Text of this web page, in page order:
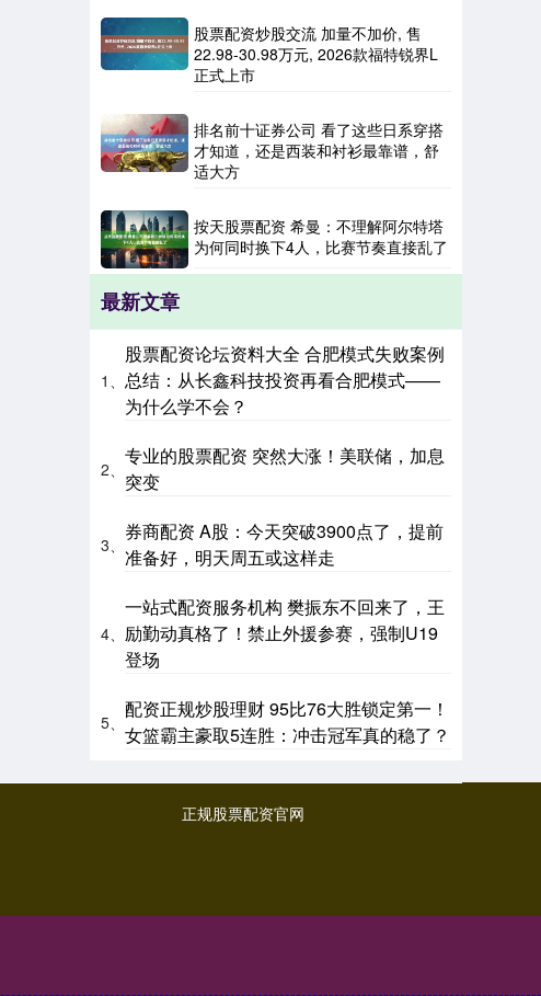
股票配资炒股交流 加量不加价, 售
22.98-30.98万元, 2026款福特锐界L
正式上市
排名前十证券公司 看了这些日系穿搭
才知道，还是西装和衬衫最靠谱，舒
适大方
按天股票配资 希曼：不理解阿尔特塔
为何同时换下4人，比赛节奏直接乱了
最新文章
1、
股票配资论坛资料大全 合肥模式失败案例
总结：从长鑫科技投资再看合肥模式——
为什么学不会？
2、
专业的股票配资 突然大涨！美联储，加息
突变
3、
券商配资 A股：今天突破3900点了，提前
准备好，明天周五或这样走
4、
一站式配资服务机构 樊振东不回来了，王
励勤动真格了！禁止外援参赛，强制U19
登场
5、
配资正规炒股理财 95比76大胜锁定第一！
女篮霸主豪取5连胜：冲击冠军真的稳了？
正规股票配资官网